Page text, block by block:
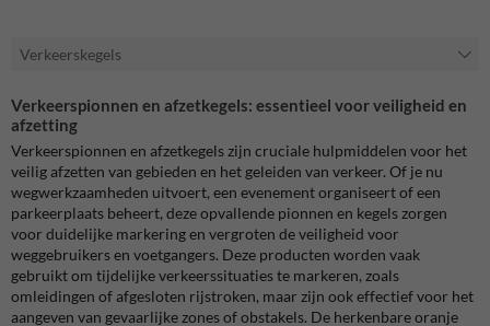
Verkeerskegels
Verkeerspionnen en afzetkegels: essentieel voor veiligheid en
afzetting
Verkeerspionnen en afzetkegels zijn cruciale hulpmiddelen voor het
veilig afzetten van gebieden en het geleiden van verkeer. Of je nu
wegwerkzaamheden uitvoert, een evenement organiseert of een
parkeerplaats beheert, deze opvallende pionnen en kegels zorgen
voor duidelijke markering en vergroten de veiligheid voor
weggebruikers en voetgangers. Deze producten worden vaak
gebruikt om tijdelijke verkeerssituaties te markeren, zoals
omleidingen of afgesloten rijstroken, maar zijn ook effectief voor het
aangeven van gevaarlijke zones of obstakels. De herkenbare oranje